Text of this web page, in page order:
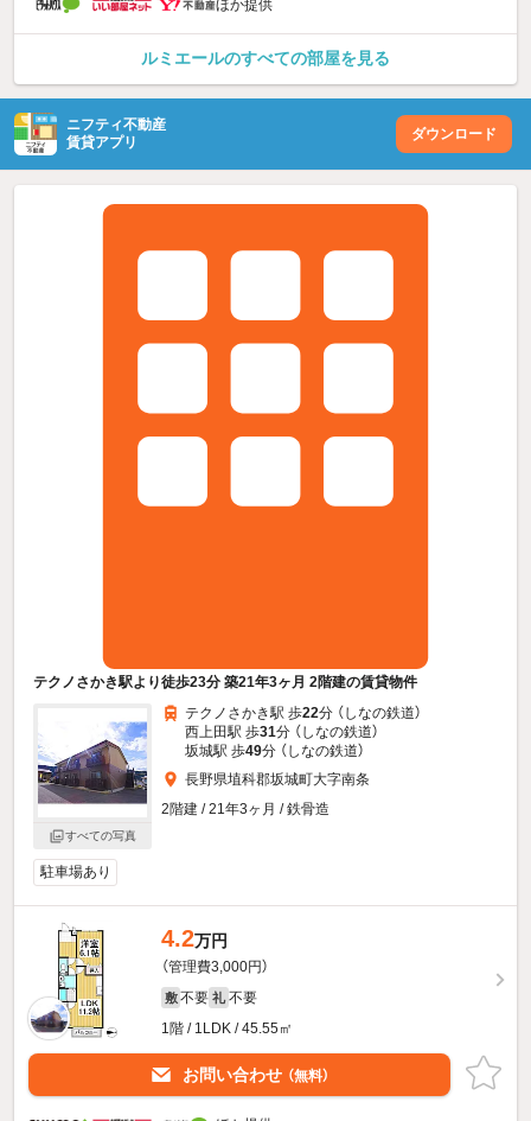
ほか提供
ルミエールのすべての部屋を見る
ニフティ不動産
賃貸アプリ
ダウンロード
テクノさかき駅より徒歩23分 築21年3ヶ月 2階建の賃貸物件
すべての写真
テクノさかき駅 歩22分 （しなの鉄道）
西上田駅 歩31分 （しなの鉄道）
坂城駅 歩49分 （しなの鉄道）
長野県埴科郡坂城町大字南条
2階建 / 21年3ヶ月 / 鉄骨造
駐車場あり
4.2万円
（管理費3,000円）
敷 不要 礼 不要
1階 / 1LDK / 45.55㎡
お問い合わせ （無料）